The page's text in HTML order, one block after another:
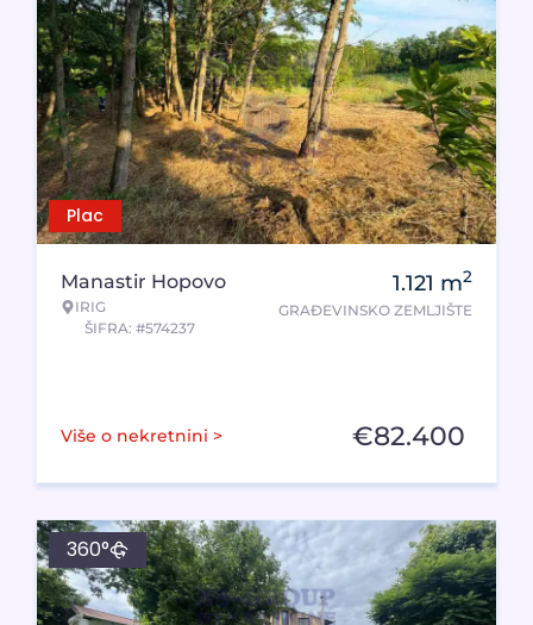
Plac
Manastir Hopovo
IRIG
ŠIFRA: #574237
1.121 m2
GRAĐEVINSKO ZEMLJIŠTE
Više o nekretnini > €82.400
360°